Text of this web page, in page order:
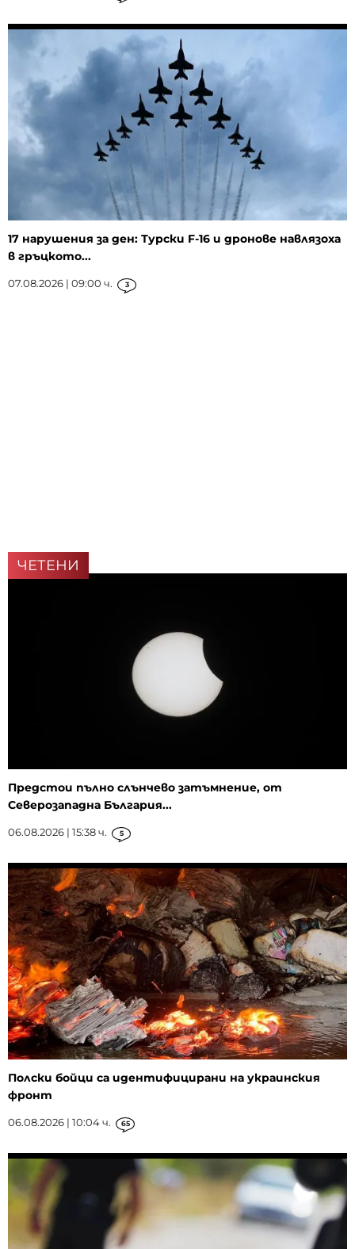
17 нарушения за ден: Турски F-16 и дронове навлязоха
в гръцкото...
07.08.2026 | 09:00 ч. 3
ЧЕТЕНИ
Предстои пълно слънчево затъмнение, от
Северозападна България...
06.08.2026 | 15:38 ч. 5
Полски бойци са идентифицирани на украинския
фронт
06.08.2026 | 10:04 ч. 65